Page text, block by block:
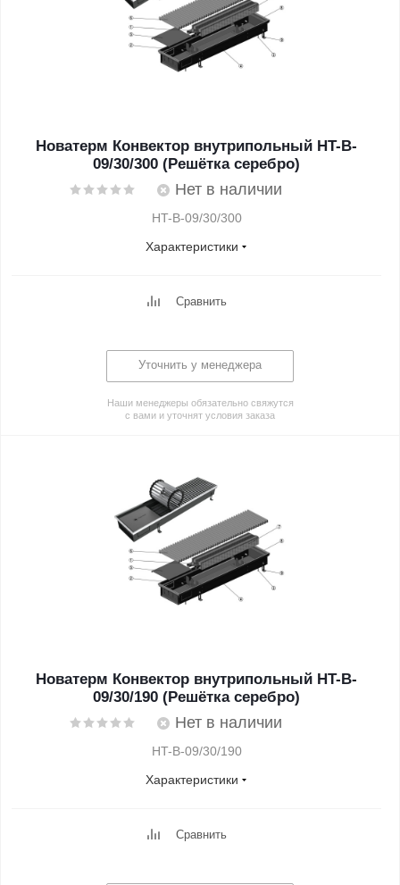
Новатерм Конвектор внутрипольный HT-B-
09/30/300 (Решётка серебро)
Нет в наличии
HT-B-09/30/300
Характеристики
Сравнить
Уточнить у менеджера
Наши менеджеры обязательно свяжутся
с вами и уточнят условия заказа
Новатерм Конвектор внутрипольный HT-B-
09/30/190 (Решётка серебро)
Нет в наличии
HT-B-09/30/190
Характеристики
Сравнить